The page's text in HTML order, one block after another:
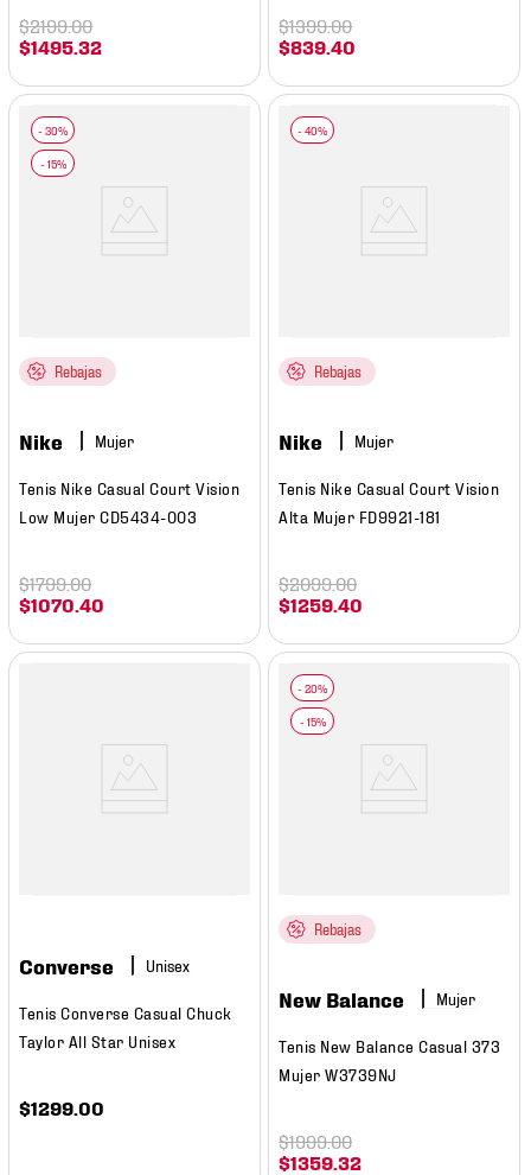
$1495 .32
$2199.00
$839 .40
$1399.00
Rebajas
Nike Mujer
Tenis Nike Casual Court Vision
Low Mujer CD5434-003
$1070 .40
$1799.00
Rebajas
Nike Mujer
Tenis Nike Casual Court Vision
Alta Mujer FD9921-181
$1259 .40
$2099.00
Converse
Tenis Converse Casual Chuck
Taylor All Star Unisex
$1299 .00
Rebajas
New Balance Mujer
Tenis New Balance Casual 373
Mujer W3739NJ
$1359 .32
$1999.00